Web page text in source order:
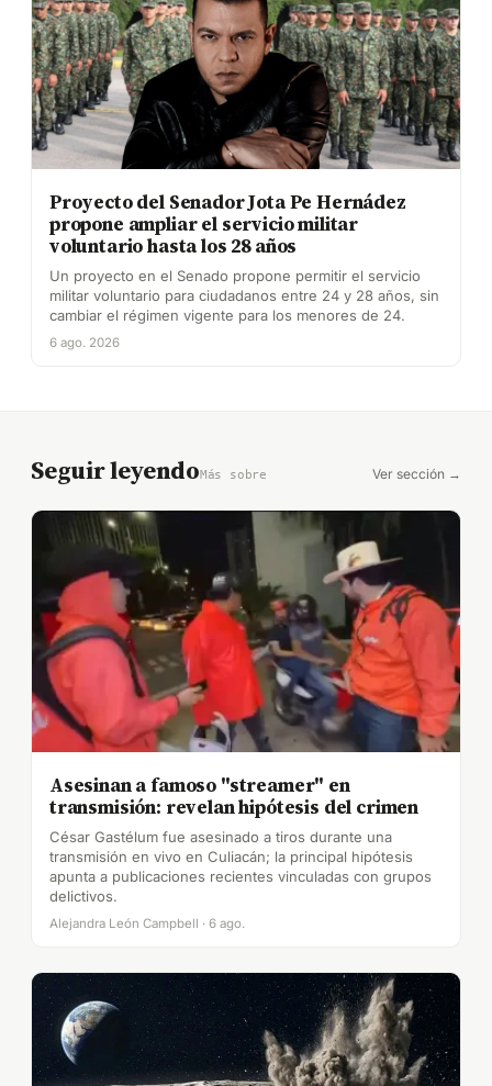
Proyecto del Senador Jota Pe Hernádez
propone ampliar el servicio militar
voluntario hasta los 28 años
Un proyecto en el Senado propone permitir el servicio
militar voluntario para ciudadanos entre 24 y 28 años, sin
cambiar el régimen vigente para los menores de 24.
6 ago. 2026
Seguir leyendoMás sobre Ver sección →
Asesinan a famoso "streamer" en
transmisión: revelan hipótesis del crimen
César Gastélum fue asesinado a tiros durante una
transmisión en vivo en Culiacán; la principal hipótesis
apunta a publicaciones recientes vinculadas con grupos
delictivos.
Alejandra León Campbell · 6 ago.